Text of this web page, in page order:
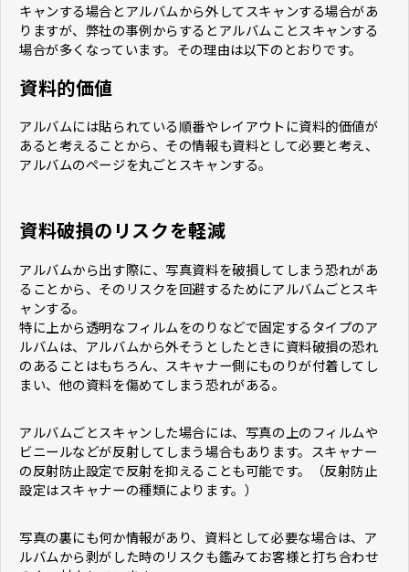
キャンする場合とアルバムから外してスキャンする場合があ
りますが、弊社の事例からするとアルバムことスキャンする
場合が多くなっています。その理由は以下のとおりです。
資料的価値
アルバムには貼られている順番やレイアウトに資料的価値が
あると考えることから、その情報も資料として必要と考え、
アルバムのページを丸ごとスキャンする。
資料破損のリスクを軽減
アルバムから出す際に、写真資料を破損してしまう恐れがあ
ることから、そのリスクを回避するためにアルバムごとスキ
ャンする。
特に上から透明なフィルムをのりなどで固定するタイプのア
ルバムは、アルバムから外そうとしたときに資料破損の恐れ
のあることはもちろん、スキャナー側にものりが付着してし
まい、他の資料を傷めてしまう恐れがある。
アルバムごとスキャンした場合には、写真の上のフィルムや
ビニールなどが反射してしまう場合もあります。スキャナー
の反射防止設定で反射を抑えることも可能です。（反射防止
設定はスキャナーの種類によります。）
写真の裏にも何か情報があり、資料として必要な場合は、ア
ルバムから剥がした時のリスクも鑑みてお客様と打ち合わせ